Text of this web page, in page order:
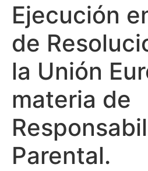
Ejecución
de
la Unión
materia de
Parental.